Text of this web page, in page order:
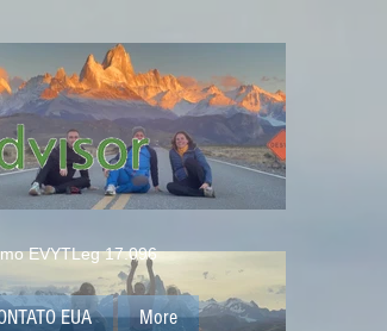
EVYTLeg 17.096
EUA More